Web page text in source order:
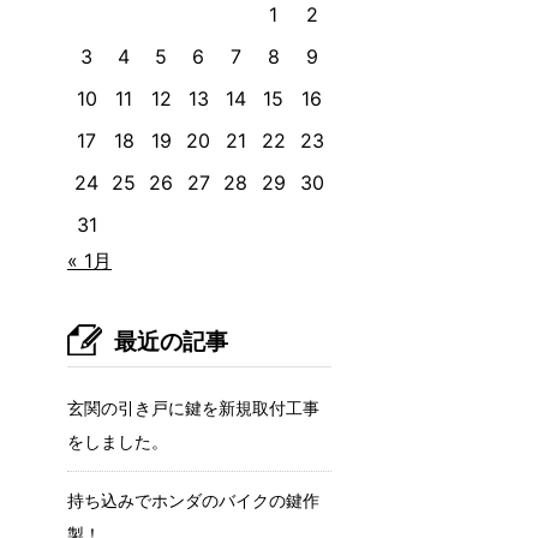
1
2
3
4 5 6 7 8
9
10
11 12 13 14 15
16
17
18 19 20 21 22
23
24 25 26 27 28 29
30
31
« 1月
最近の記事
玄関の引き戸に鍵を新規取付工事
をしました。
持ち込みでホンダのバイクの鍵作
製！